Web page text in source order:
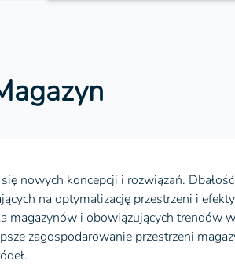
nowych koncepcji i rozwiązań.
na optymalizację przestrzeni i
magazynów i obowiązujących trendów
zagospodarowanie przestrzeni